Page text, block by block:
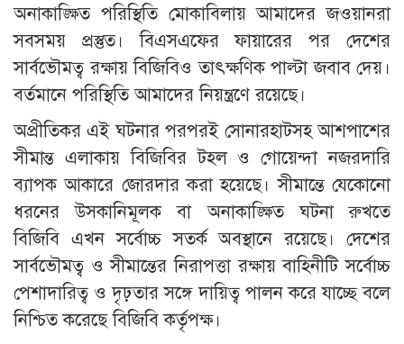
অনাকাঙ্ক্ষিত পরিস্থিতি মোকাবিলায় আমাদের জওয়ানরা
সবসময় প্রস্তুত। বিএসএফের ফায়ারের পর দেশের
সার্বভৌমত্ব রক্ষায় বিজিবিও তাৎক্ষণিক পাল্টা জবাব দেয়।
বর্তমানে পরিস্থিতি আমাদের নিয়ন্ত্রণে রয়েছে।
অপ্রীতিকর এই ঘটনার পরপরই সোনারহাটসহ আশপাশের
সীমান্ত এলাকায় বিজিবির টহল ও গোয়েন্দা নজরদারি
ব্যাপক আকারে জোরদার করা হয়েছে। সীমান্তে যেকোনো
ধরনের উসকানিমূলক বা অনাকাঙ্ক্ষিত ঘটনা রুখতে
বিজিবি এখন সর্বোচ্চ সতর্ক অবস্থানে রয়েছে। দেশের
সার্বভৌমত্ব ও সীমান্তের নিরাপত্তা রক্ষায় বাহিনীটি সর্বোচ্চ
পেশাদারিত্ব ও দৃঢ়তার সঙ্গে দায়িত্ব পালন করে যাচ্ছে বলে
নিশ্চিত করেছে বিজিবি কর্তৃপক্ষ।